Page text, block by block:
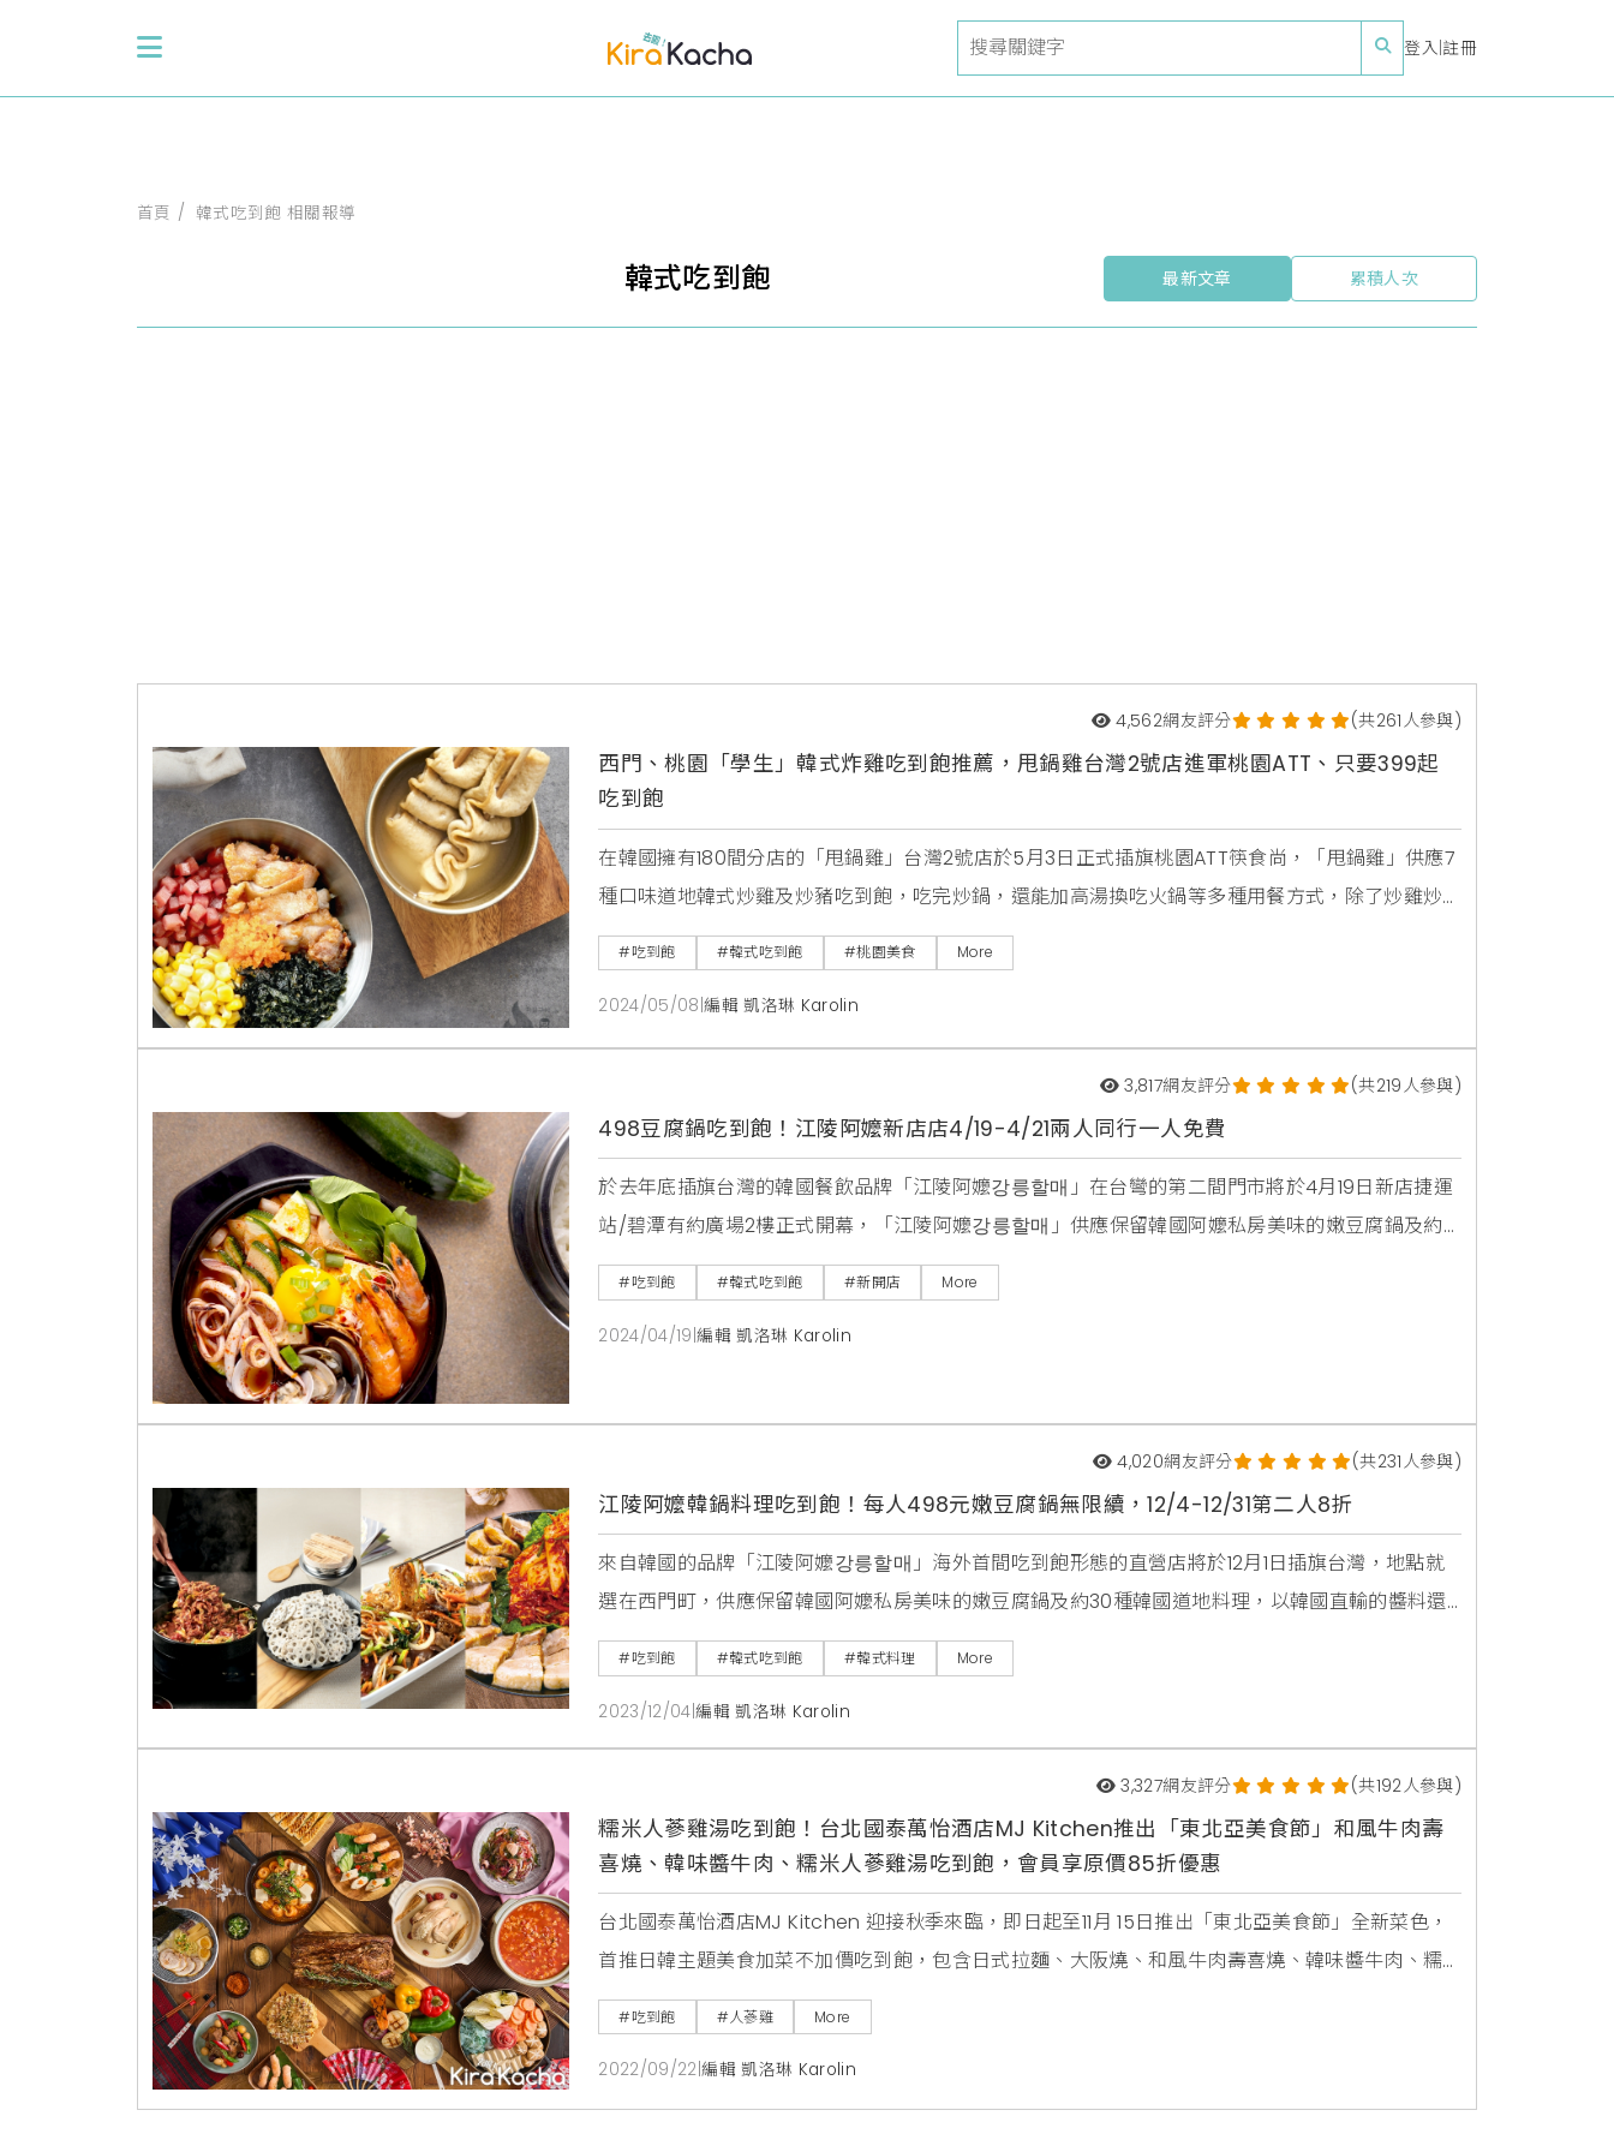
登入 註冊
首頁 韓式吃到飽 相關報導
韓式吃到飽 最新文章 累積人次
4,562網友評分 (共261人參與)
西門、桃園「學生」韓式炸雞吃到飽推薦，甩鍋雞台灣2號店進軍桃園ATT、只要399起
吃到飽
在韓國擁有180間分店的「甩鍋雞」台灣2號店於5月3日正式插旗桃園ATT筷食尚，「甩鍋雞」供應7
種口味道地韓式炒雞及炒豬吃到飽，吃完炒鍋，還能加高湯換吃火鍋等多種用餐方式，除了炒雞炒
豬火鍋肉片都能無限續點，自助吧還有提供韓式炸雞、披薩、魚板湯、炸雞奶油飯等韓食，每人僅
需$469元即可享用滿滿一桌佳餚。開幕期間連3波優惠接續至6月底，母親節檔期還特別加碼「媽媽
用餐只要$399」。5月6日至5月31日
#吃到飽 #韓式吃到飽 #桃園美食 More
2024/05/08 |編輯 凱洛琳 Karolin
3,817網友評分 (共219人參與)
498豆腐鍋吃到飽！江陵阿嬤新店店4/19-4/21兩人同行一人免費
於去年底插旗台灣的韓國餐飲品牌「江陵阿嬤강릉할매」在台彎的第二間門市將於4月19日新店捷運
站/碧潭有約廣場2樓正式開幕，「江陵阿嬤강릉할매」供應保留韓國阿嬤私房美味的嫩豆腐鍋及約
30種韓國道地料理，以韓國直輸的醬料還原道地美味。每人只要$498元，店內所有餐點皆可不限次
數取用，就連多種口味韓式嫩豆腐鍋，都能無限續點吃到飽。開幕期間推出三波超狂優惠回饋活
動，第一波：4月19日至4月21日兩人同行一人
#吃到飽 #韓式吃到飽 #新開店 More
2024/04/19 |編輯 凱洛琳 Karolin
4,020網友評分 (共231人參與)
江陵阿嬤韓鍋料理吃到飽！每人498元嫩豆腐鍋無限續，12/4-12/31第二人8折
來自韓國的品牌「江陵阿嬤강릉할매」海外首間吃到飽形態的直營店將於12月1日插旗台灣，地點就
選在西門町，供應保留韓國阿嬤私房美味的嫩豆腐鍋及約30種韓國道地料理，以韓國直輸的醬料還
原道地美味。每人只要498元，店內所有餐點皆可不限次數取用。韓國江陵美食以嫩豆腐料理聞名，
「江陵阿嬤강릉할매」為創辦人「崔恩永입니다」為了還原記憶中阿嬤的手作豆腐滋味而創辦的品
牌。看中台灣擁有高品質黃豆研磨的豆腐及盛產多樣
#吃到飽 #韓式吃到飽 #韓式料理 More
2023/12/04 |編輯 凱洛琳 Karolin
3,327網友評分 (共192人參與)
糯米人蔘雞湯吃到飽！台北國泰萬怡酒店MJ Kitchen推出「東北亞美食節」和風牛肉壽
喜燒、韓味醬牛肉、糯米人蔘雞湯吃到飽，會員享原價85折優惠
台北國泰萬怡酒店MJ Kitchen 迎接秋季來臨，即日起至11月 15日推出「東北亞美食節」全新菜色，
首推日韓主題美食加菜不加價吃到飽，包含日式拉麵、大阪燒、和風牛肉壽喜燒、韓味醬牛肉、糯
米人蔘雞湯、韓風玉米乳酪雞及韓味辣魚湯等精選料理。同時，9月21日起至10月10日止，平日晚餐
及假日午晚餐，每位成人用餐加碼再贈「串燒火烤海老蝦」跟「紅燒蟹肉燕窩羹」各乙份，另外還
推出新舊會員皆享85折優惠。M
#吃到飽 #人蔘雞 More
2022/09/22 |編輯 凱洛琳 Karolin